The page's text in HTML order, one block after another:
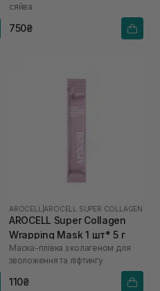
сяйва
750₴
AROCELL AROCELL SUPER COLLAGEN
AROCELL Super Collagen
Wrapping Mask 1 шт* 5 г
Маска-плівка з колагеном для
зволоження та ліфтингу
110₴